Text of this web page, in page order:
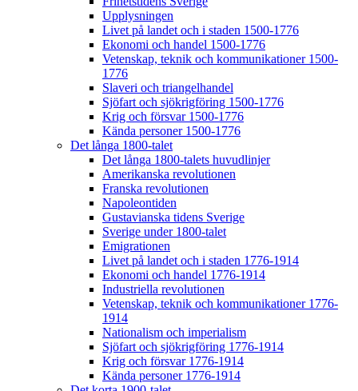
Upplysningen
Livet på landet och i staden 1500-1776
Ekonomi och handel 1500-1776
Vetenskap, teknik och kommunikationer 1500-
1776
Slaveri och triangelhandel
Sjöfart och sjökrigföring 1500-1776
Krig och försvar 1500-1776
Kända personer 1500-1776
Det långa 1800-talet
Det långa 1800-talets huvudlinjer
Amerikanska revolutionen
Franska revolutionen
Napoleontiden
Gustavianska tidens Sverige
Sverige under 1800-talet
Emigrationen
Livet på landet och i staden 1776-1914
Ekonomi och handel 1776-1914
Industriella revolutionen
Vetenskap, teknik och kommunikationer 1776-
1914
Nationalism och imperialism
Sjöfart och sjökrigföring 1776-1914
Krig och försvar 1776-1914
Kända personer 1776-1914